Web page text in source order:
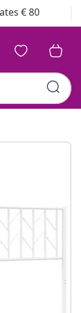
€ 80